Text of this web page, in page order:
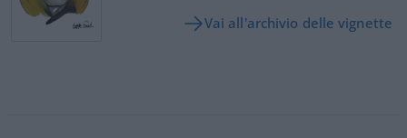
Vai all'archivio delle vignette